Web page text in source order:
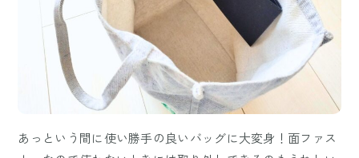
あっという間に使い勝手の良いバッグに大変身！面ファス